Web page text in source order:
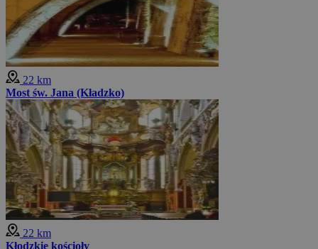
22 km
Most św. Jana (Kładzko)
22 km
Kłodzkie kościoły